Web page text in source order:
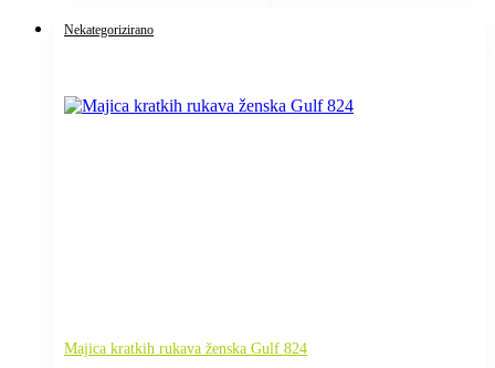
Nekategorizirano
Majica kratkih rukava ženska Gulf 824